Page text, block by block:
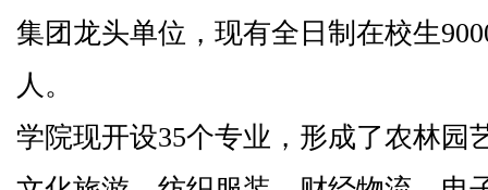
集团龙头单位，现有全日制在校生
人。
学院现开设35个专业，形成了农林园